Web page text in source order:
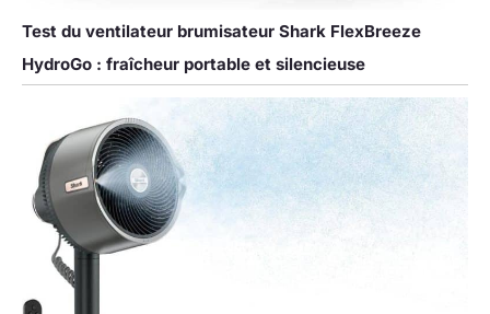
Test du ventilateur brumisateur Shark FlexBreeze
HydroGo : fraîcheur portable et silencieuse